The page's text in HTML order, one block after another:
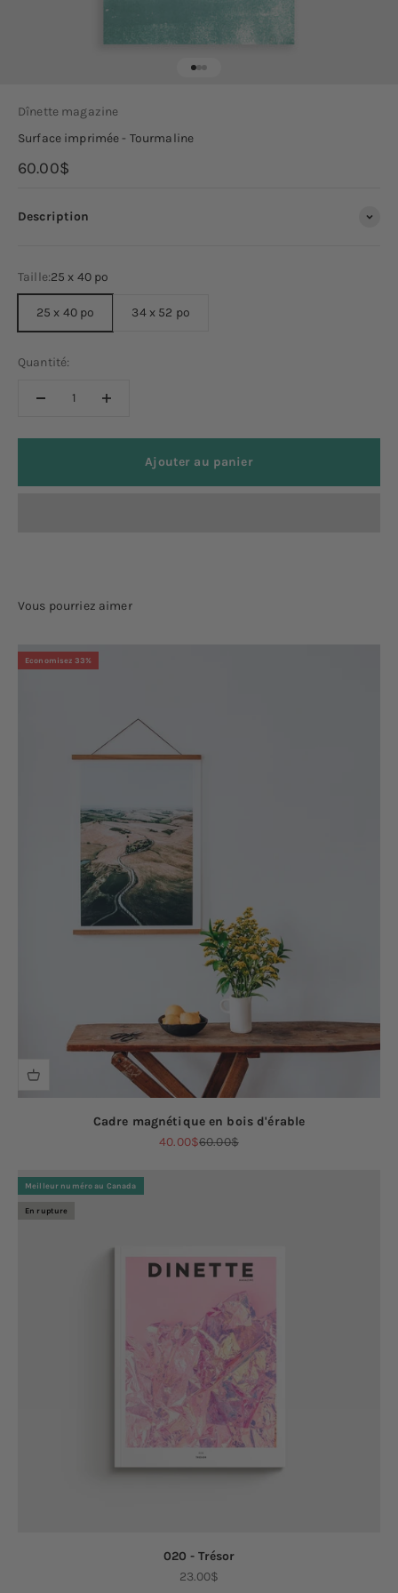
Dînette magazine
Surface imprimée - Tourmaline
Prix de vente
60.00$
Description
Taille:25 x 40 po
25 x 40 po 34 x 52 po
Quantité:
Ajouter au panier
Economisez 33%
Cadre magnétique en bois d'érable
Prix de vente
40.00$Prix normal
60.00$
Meilleur numéro au Canada
En rupture
020 - Trésor
Prix de vente
23.00$